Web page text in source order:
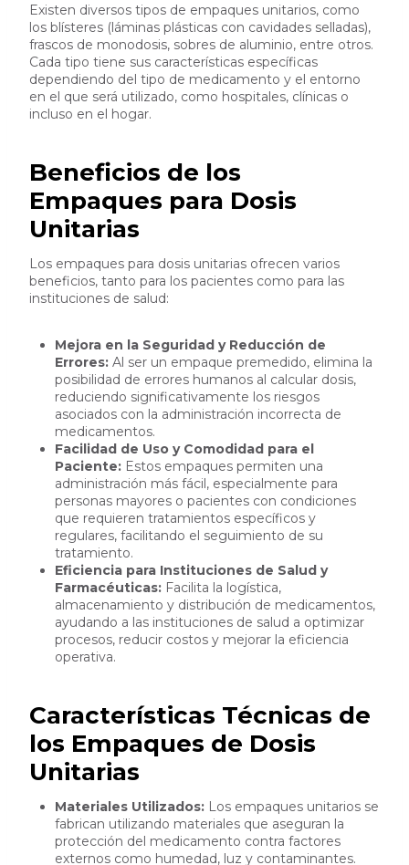
Existen diversos tipos de empaques unitarios, como
los blísteres (láminas plásticas con cavidades selladas),
frascos de monodosis, sobres de aluminio, entre otros.
Cada tipo tiene sus características específicas
dependiendo del tipo de medicamento y el entorno
en el que será utilizado, como hospitales, clínicas o
incluso en el hogar.
Beneficios de los
Empaques para Dosis
Unitarias
Los empaques para dosis unitarias ofrecen varios
beneficios, tanto para los pacientes como para las
instituciones de salud:
Mejora en la Seguridad y Reducción de
Errores: Al ser un empaque premedido, elimina la
posibilidad de errores humanos al calcular dosis,
reduciendo significativamente los riesgos
asociados con la administración incorrecta de
medicamentos.
Facilidad de Uso y Comodidad para el
Paciente: Estos empaques permiten una
administración más fácil, especialmente para
personas mayores o pacientes con condiciones
que requieren tratamientos específicos y
regulares, facilitando el seguimiento de su
tratamiento.
Eficiencia para Instituciones de Salud y
Farmacéuticas: Facilita la logística,
almacenamiento y distribución de medicamentos,
ayudando a las instituciones de salud a optimizar
procesos, reducir costos y mejorar la eficiencia
operativa.
Características Técnicas de
los Empaques de Dosis
Unitarias
Materiales Utilizados: Los empaques unitarios se
fabrican utilizando materiales que aseguran la
protección del medicamento contra factores
externos como humedad, luz y contaminantes.